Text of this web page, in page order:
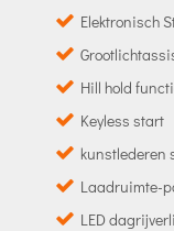
Elektronisch
Hill hold
Keyless start
kunstlederen
Laadruimte-
LED